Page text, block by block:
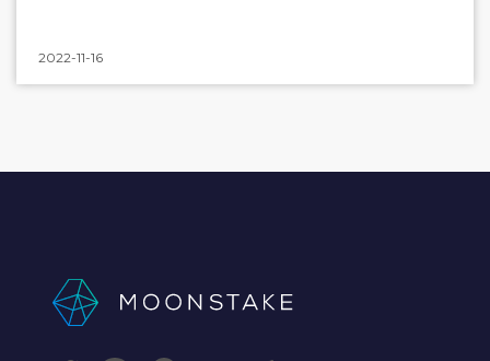
2022-11-16